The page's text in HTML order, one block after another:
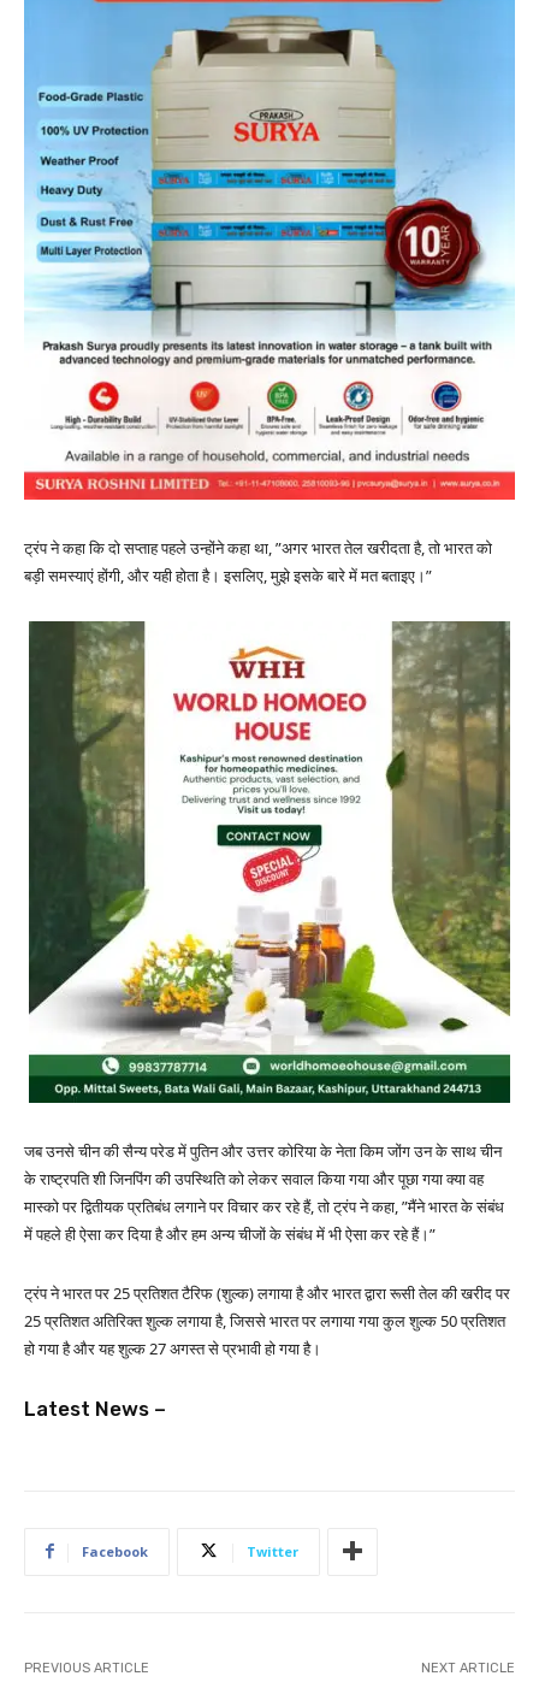
ट्रंप ने कहा कि दो सप्ताह पहले उन्होंने कहा था, ”अगर भारत तेल खरीदता है, तो भारत को
बड़ी समस्याएं होंगी, और यही होता है। इसलिए, मुझे इसके बारे में मत बताइए।”
जब उनसे चीन की सैन्य परेड में पुतिन और उत्तर कोरिया के नेता किम जोंग उन के साथ चीन
के राष्ट्रपति शी जिनपिंग की उपस्थिति को लेकर सवाल किया गया और पूछा गया क्या वह
मास्को पर द्वितीयक प्रतिबंध लगाने पर विचार कर रहे हैं, तो ट्रंप ने कहा, ”मैंने भारत के संबंध
में पहले ही ऐसा कर दिया है और हम अन्य चीजों के संबंध में भी ऐसा कर रहे हैं।”
ट्रंप ने भारत पर 25 प्रतिशत टैरिफ (शुल्क) लगाया है और भारत द्वारा रूसी तेल की खरीद पर
25 प्रतिशत अतिरिक्त शुल्क लगाया है, जिससे भारत पर लगाया गया कुल शुल्क 50 प्रतिशत
हो गया है और यह शुल्क 27 अगस्त से प्रभावी हो गया है।
Latest News –
Facebook Twitter
PREVIOUS ARTICLE NEXT ARTICLE